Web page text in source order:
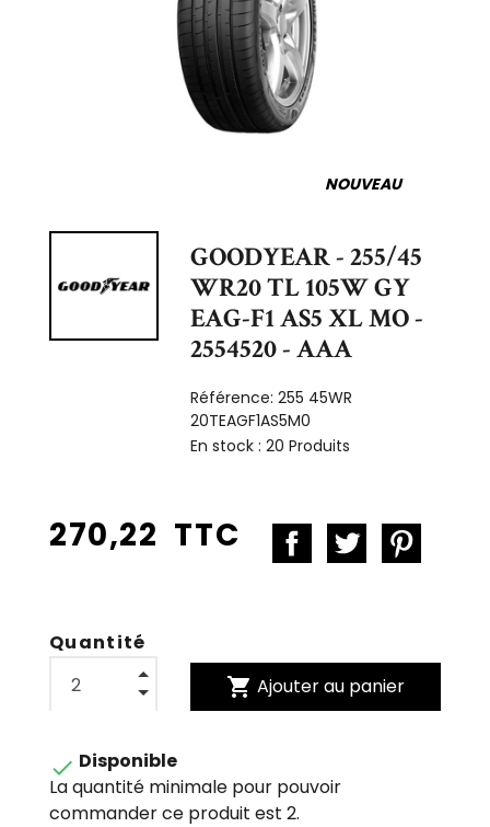
NOUVEAU
GOODYEAR - 255/45
WR20 TL 105W GY
EAG-F1 AS5 XL MO -
2554520 - AAA
Référence:255 45WR
20TEAGF1AS5M0
En stock :20 Produits
270,22 TTC
Quantité
shopping_cart Ajouter au panier
 Disponible
La quantité minimale pour pouvoir
commander ce produit est 2.